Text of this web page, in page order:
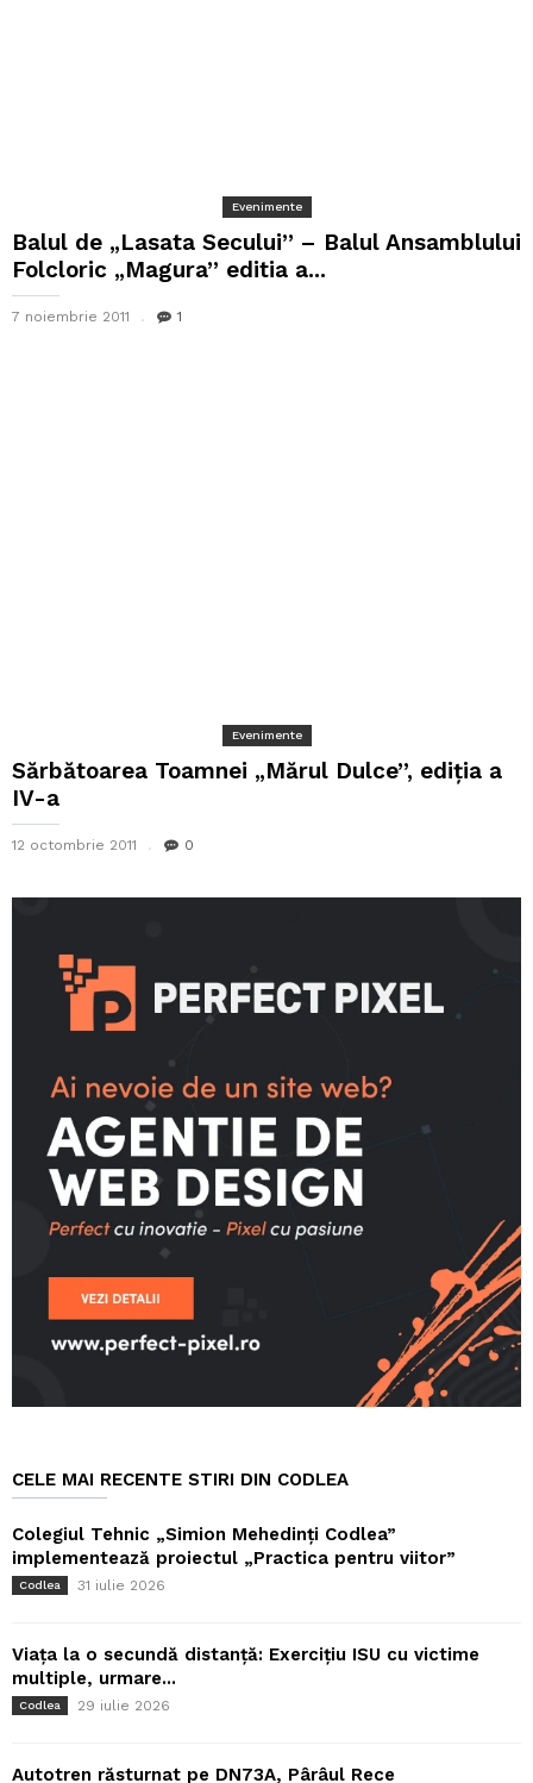
Evenimente
Balul de „Lasata Secului” – Balul Ansamblului
Folcloric „Magura” editia a...
7 noiembrie 2011 1
Evenimente
Sărbătoarea Toamnei „Mărul Dulce”, ediția a
IV-a
12 octombrie 2011 0
CELE MAI RECENTE STIRI DIN CODLEA
Colegiul Tehnic „Simion Mehedinți Codlea”
implementează proiectul „Practica pentru viitor”
Codlea 31 iulie 2026
Viața la o secundă distanță: Exercițiu ISU cu victime
multiple, urmare...
Codlea 29 iulie 2026
Autotren răsturnat pe DN73A, Pârâul Rece